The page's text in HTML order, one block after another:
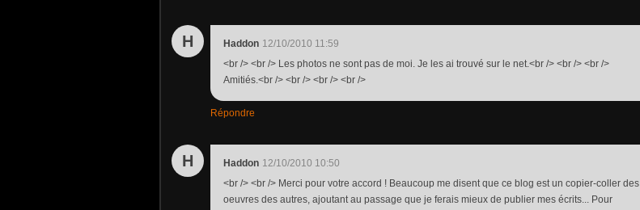
H Haddon 12/10/2010 11:59
<br /> <br /> Les photos ne sont pas de moi. Je les ai trouvé sur le net.<br /> <br /> <br />
Amitiés.<br /> <br /> <br /> <br />
Répondre
H Haddon 12/10/2010 10:50
<br /> <br /> Merci pour votre accord ! Beaucoup me disent que ce blog est un copier-coller des
oeuvres des autres, ajoutant au passage que je ferais mieux de publier mes écrits... Pour